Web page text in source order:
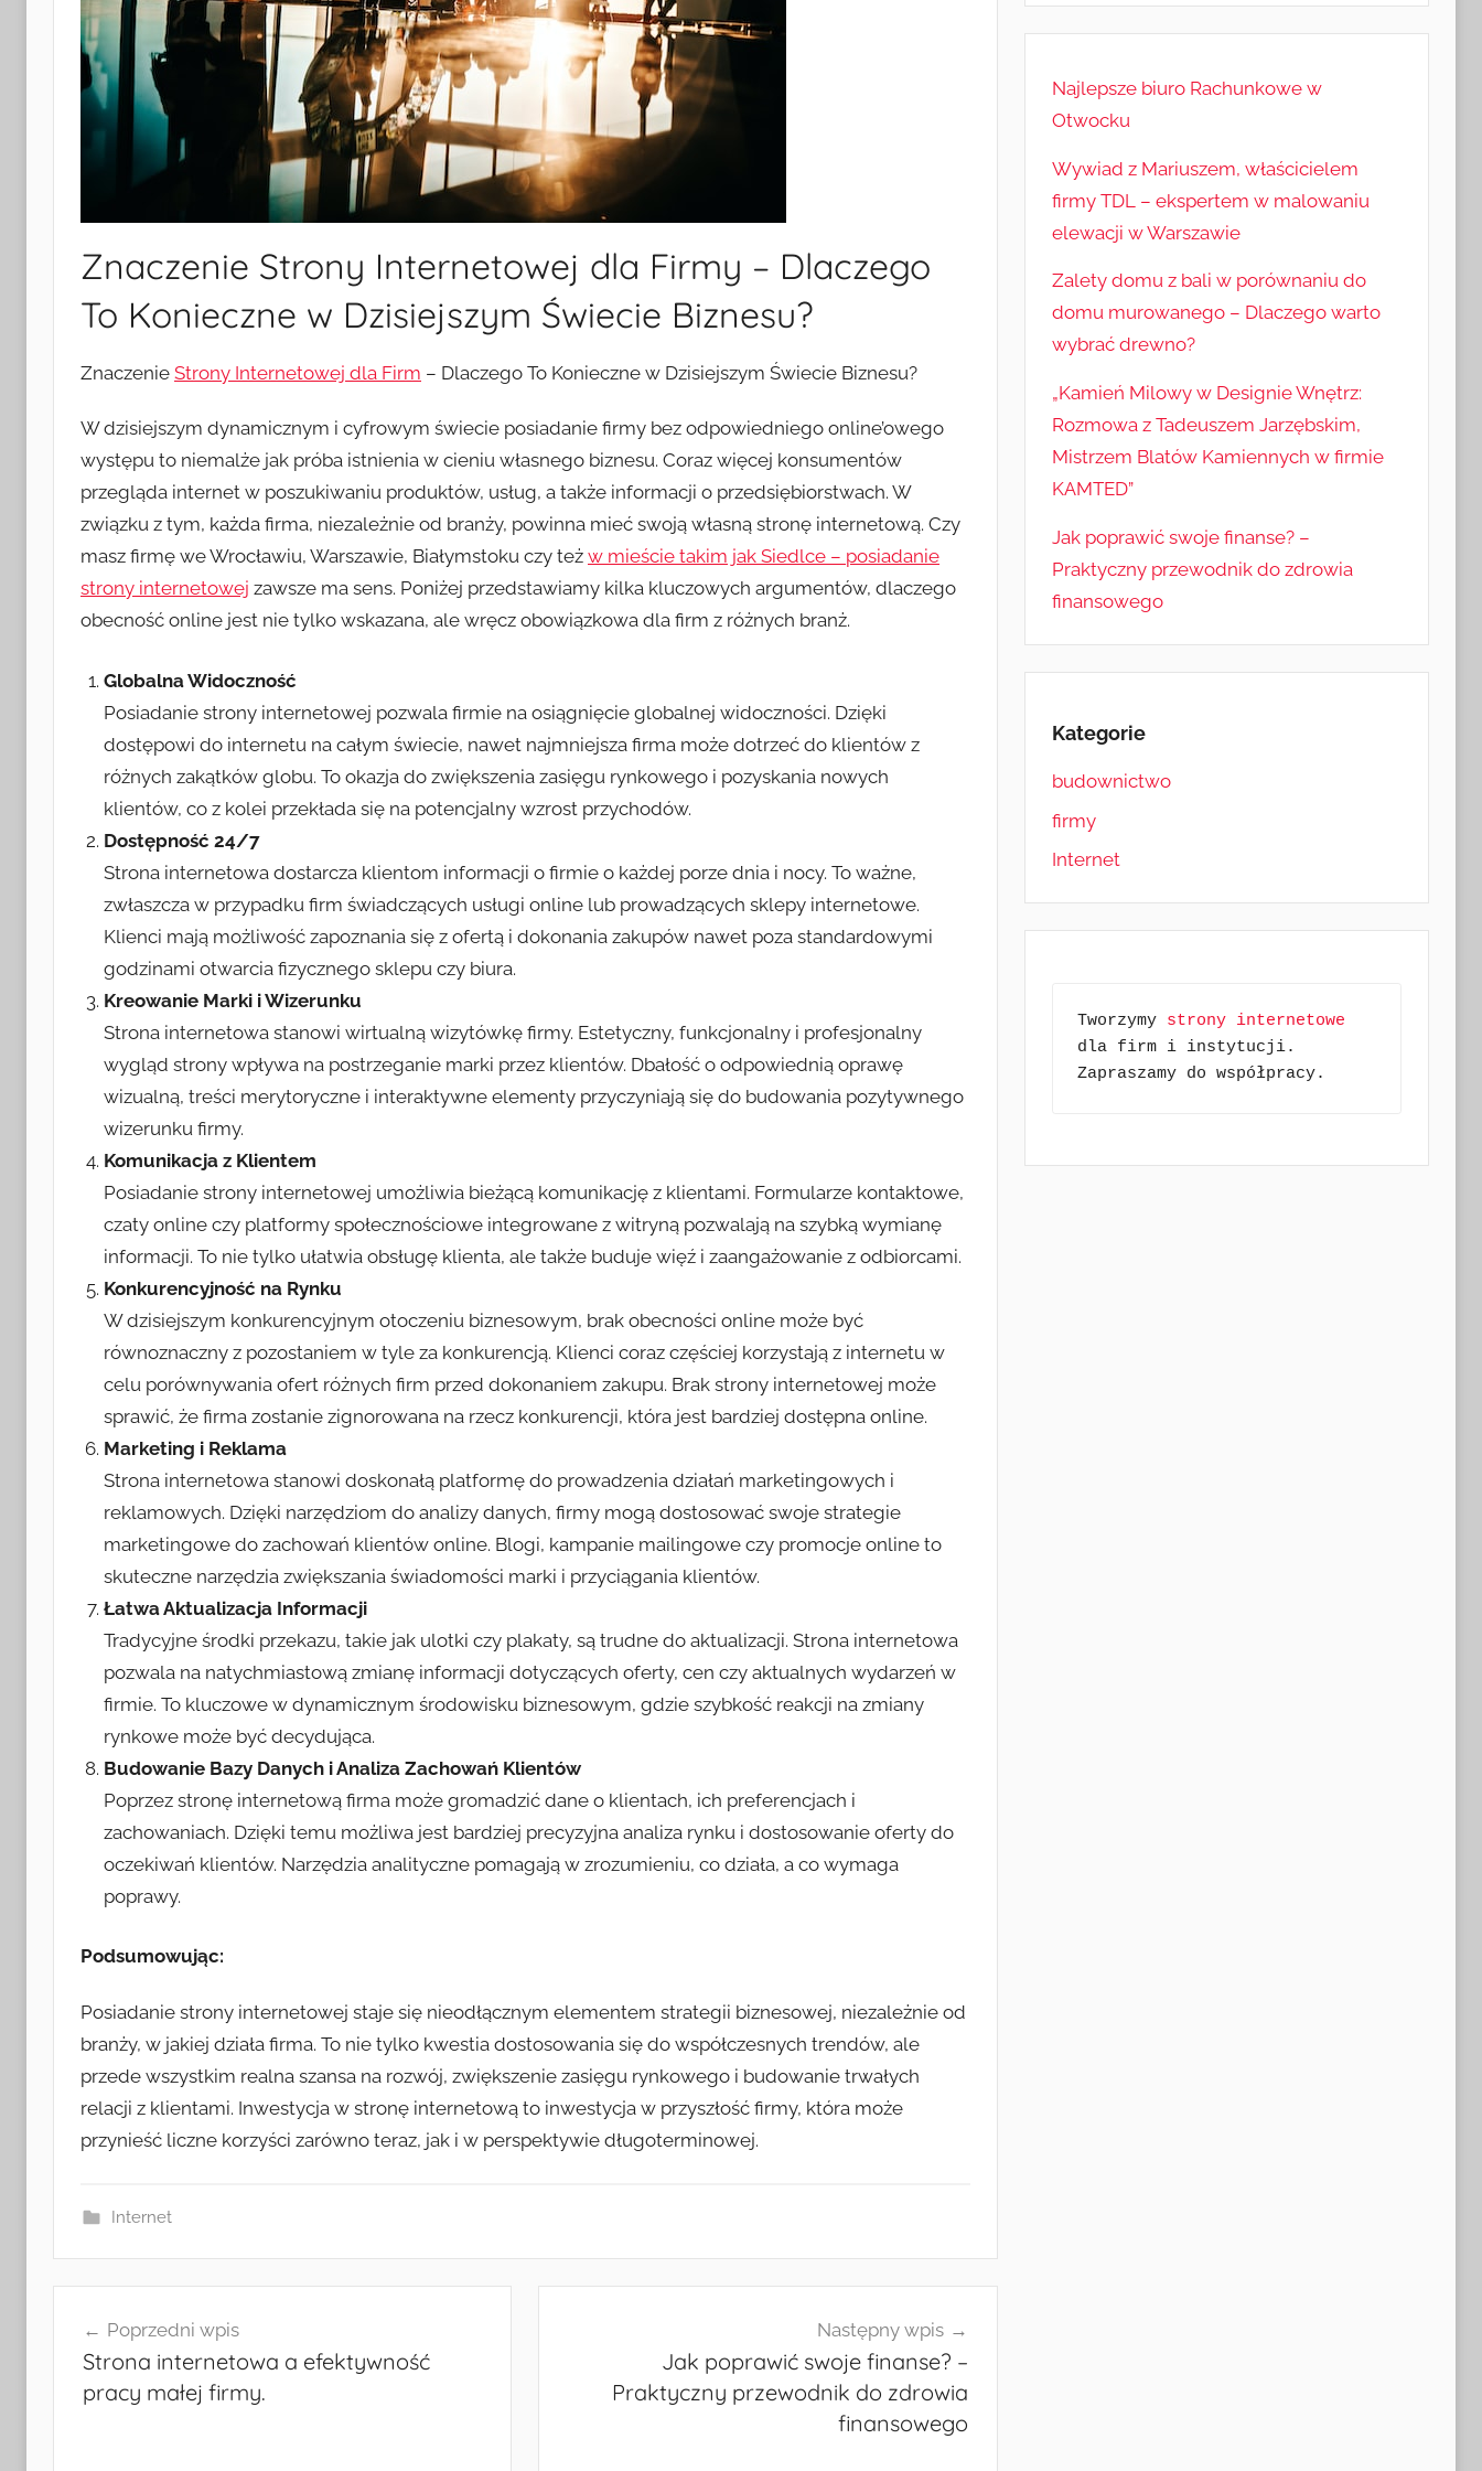
Znaczenie Strony Internetowej dla Firmy – Dlaczego
To Konieczne w Dzisiejszym Świecie Biznesu?
Znaczenie Strony Internetowej dla Firm – Dlaczego To Konieczne w Dzisiejszym Świecie Biznesu?
W dzisiejszym dynamicznym i cyfrowym świecie posiadanie firmy bez odpowiedniego online’owego
występu to niemalże jak próba istnienia w cieniu własnego biznesu. Coraz więcej konsumentów
przegląda internet w poszukiwaniu produktów, usług, a także informacji o przedsiębiorstwach. W
związku z tym, każda firma, niezależnie od branży, powinna mieć swoją własną stronę internetową. Czy
masz firmę we Wrocławiu, Warszawie, Białymstoku czy też w mieście takim jak Siedlce – posiadanie
strony internetowej zawsze ma sens. Poniżej przedstawiamy kilka kluczowych argumentów, dlaczego
obecność online jest nie tylko wskazana, ale wręcz obowiązkowa dla firm z różnych branż.
Globalna Widoczność
Posiadanie strony internetowej pozwala firmie na osiągnięcie globalnej widoczności. Dzięki
dostępowi do internetu na całym świecie, nawet najmniejsza firma może dotrzeć do klientów z
różnych zakątków globu. To okazja do zwiększenia zasięgu rynkowego i pozyskania nowych
klientów, co z kolei przekłada się na potencjalny wzrost przychodów.
Dostępność 24/7
Strona internetowa dostarcza klientom informacji o firmie o każdej porze dnia i nocy. To ważne,
zwłaszcza w przypadku firm świadczących usługi online lub prowadzących sklepy internetowe.
Klienci mają możliwość zapoznania się z ofertą i dokonania zakupów nawet poza standardowymi
godzinami otwarcia fizycznego sklepu czy biura.
Kreowanie Marki i Wizerunku
Strona internetowa stanowi wirtualną wizytówkę firmy. Estetyczny, funkcjonalny i profesjonalny
wygląd strony wpływa na postrzeganie marki przez klientów. Dbałość o odpowiednią oprawę
wizualną, treści merytoryczne i interaktywne elementy przyczyniają się do budowania pozytywnego
wizerunku firmy.
Komunikacja z Klientem
Posiadanie strony internetowej umożliwia bieżącą komunikację z klientami. Formularze kontaktowe,
czaty online czy platformy społecznościowe integrowane z witryną pozwalają na szybką wymianę
informacji. To nie tylko ułatwia obsługę klienta, ale także buduje więź i zaangażowanie z odbiorcami.
Konkurencyjność na Rynku
W dzisiejszym konkurencyjnym otoczeniu biznesowym, brak obecności online może być
równoznaczny z pozostaniem w tyle za konkurencją. Klienci coraz częściej korzystają z internetu w
celu porównywania ofert różnych firm przed dokonaniem zakupu. Brak strony internetowej może
sprawić, że firma zostanie zignorowana na rzecz konkurencji, która jest bardziej dostępna online.
Marketing i Reklama
Strona internetowa stanowi doskonałą platformę do prowadzenia działań marketingowych i
reklamowych. Dzięki narzędziom do analizy danych, firmy mogą dostosować swoje strategie
marketingowe do zachowań klientów online. Blogi, kampanie mailingowe czy promocje online to
skuteczne narzędzia zwiększania świadomości marki i przyciągania klientów.
Łatwa Aktualizacja Informacji
Tradycyjne środki przekazu, takie jak ulotki czy plakaty, są trudne do aktualizacji. Strona internetowa
pozwala na natychmiastową zmianę informacji dotyczących oferty, cen czy aktualnych wydarzeń w
firmie. To kluczowe w dynamicznym środowisku biznesowym, gdzie szybkość reakcji na zmiany
rynkowe może być decydująca.
Budowanie Bazy Danych i Analiza Zachowań Klientów
Poprzez stronę internetową firma może gromadzić dane o klientach, ich preferencjach i
zachowaniach. Dzięki temu możliwa jest bardziej precyzyjna analiza rynku i dostosowanie oferty do
oczekiwań klientów. Narzędzia analityczne pomagają w zrozumieniu, co działa, a co wymaga
poprawy.
Podsumowując:
Posiadanie strony internetowej staje się nieodłącznym elementem strategii biznesowej, niezależnie od
branży, w jakiej działa firma. To nie tylko kwestia dostosowania się do współczesnych trendów, ale
przede wszystkim realna szansa na rozwój, zwiększenie zasięgu rynkowego i budowanie trwałych
relacji z klientami. Inwestycja w stronę internetową to inwestycja w przyszłość firmy, która może
przynieść liczne korzyści zarówno teraz, jak i w perspektywie długoterminowej.
Internet
wpisuPoprzedni wpis
Strona internetowa a efektywność
pracy małej firmy.
Następny wpis
Jak poprawić swoje finanse? –
Praktyczny przewodnik do zdrowia
finansowego
Najlepsze biuro Rachunkowe w
Otwocku
Wywiad z Mariuszem, właścicielem
firmy TDL – ekspertem w malowaniu
elewacji w Warszawie
Zalety domu z bali w porównaniu do
domu murowanego – Dlaczego warto
wybrać drewno?
„Kamień Milowy w Designie Wnętrz:
Rozmowa z Tadeuszem Jarzębskim,
Mistrzem Blatów Kamiennych w firmie
KAMTED”
Jak poprawić swoje finanse? –
Praktyczny przewodnik do zdrowia
finansowego
Kategorie
budownictwo
firmy
Internet
Tworzymy strony internetowe
dla firm i instytucji.
Zapraszamy do współpracy.